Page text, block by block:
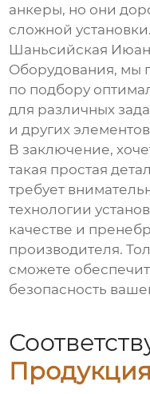
анкеры, но они
сложной
Шаньсийская
Оборудования, мы
по подбору
для различных
и других
В заключение,
такая простая
требует
технологии
качестве и
производителя.
сможете
безопасность
Продукция